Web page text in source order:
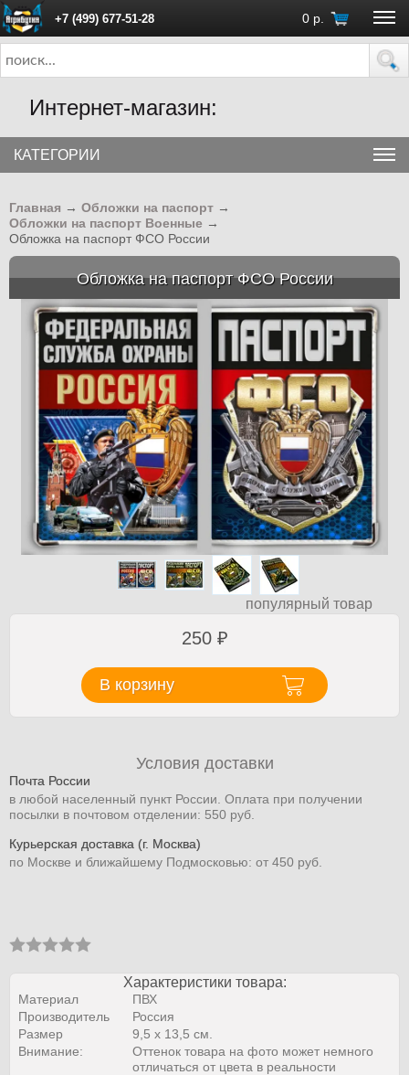
+7 (499) 677-51-28 0 р.
ПН - ПТ с 10:00 до 18:00 (Москва)
Интернет-магазин:
КАТЕГОРИИ
Главная → Обложки на паспорт →
Обложки на паспорт Военные →
Обложка на паспорт ФСО России
Обложка на паспорт ФСО России
популярный товар
250 ₽
В корзину
Условия доставки
Почта России
в любой населенный пункт России. Оплата при получении
посылки в почтовом отделении: 550 руб.
Курьерская доставка (г. Москва)
по Москве и ближайшему Подмосковью: от 450 руб.
Характеристики товара:
Материал
ПВХ
Производитель
Россия
Размер
9,5 х 13,5 см.
Внимание:
Оттенок товара на фото может немного
отличаться от цвета в реальности